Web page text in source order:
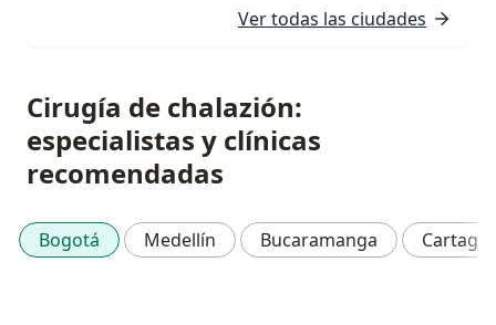
Ver todas las ciudades
Cirugía de chalazión:
especialistas y clínicas
recomendadas
Bogotá Medellín Bucaramanga